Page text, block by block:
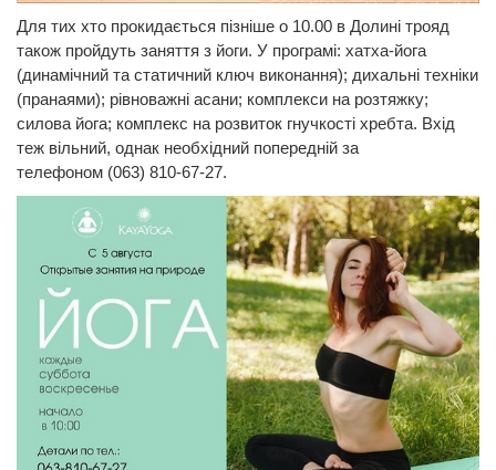
Для тих хто прокидається пізніше о 10.00 в Долині трояд
також пройдуть заняття з йоги. У програмі: хатха-йога
(динамічний та статичний ключ виконання); дихальні техніки
(пранаями); рівноважні асани; комплекси на розтяжку;
силова йога; комплекс на розвиток гнучкості хребта. Вхід
теж вільний, однак необхідний попередній за
телефоном (063) 810-67-27.